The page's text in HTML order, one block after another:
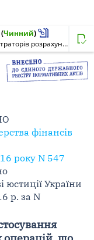
(Чинний)
Порядок реєстрації та застосування реєстраторів розрахункових операцій, що застосовуються для реєстрації операцій з торгівлі валютними цінностями в готівковій формі